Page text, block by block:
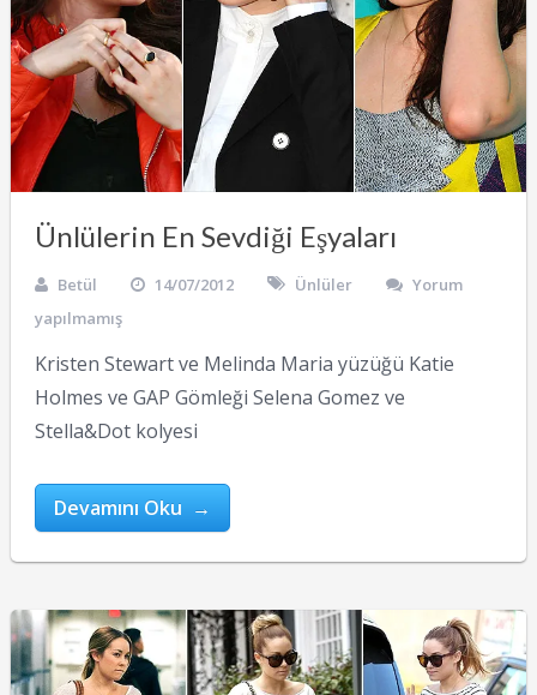
Ünlülerin En Sevdiği Eşyaları
Betül 14/07/2012 Ünlüler
Yorum
yapılmamış
Kristen Stewart ve Melinda Maria yüzüğü Katie
Holmes ve GAP Gömleği Selena Gomez ve
Stella&Dot kolyesi
Devamını Oku →